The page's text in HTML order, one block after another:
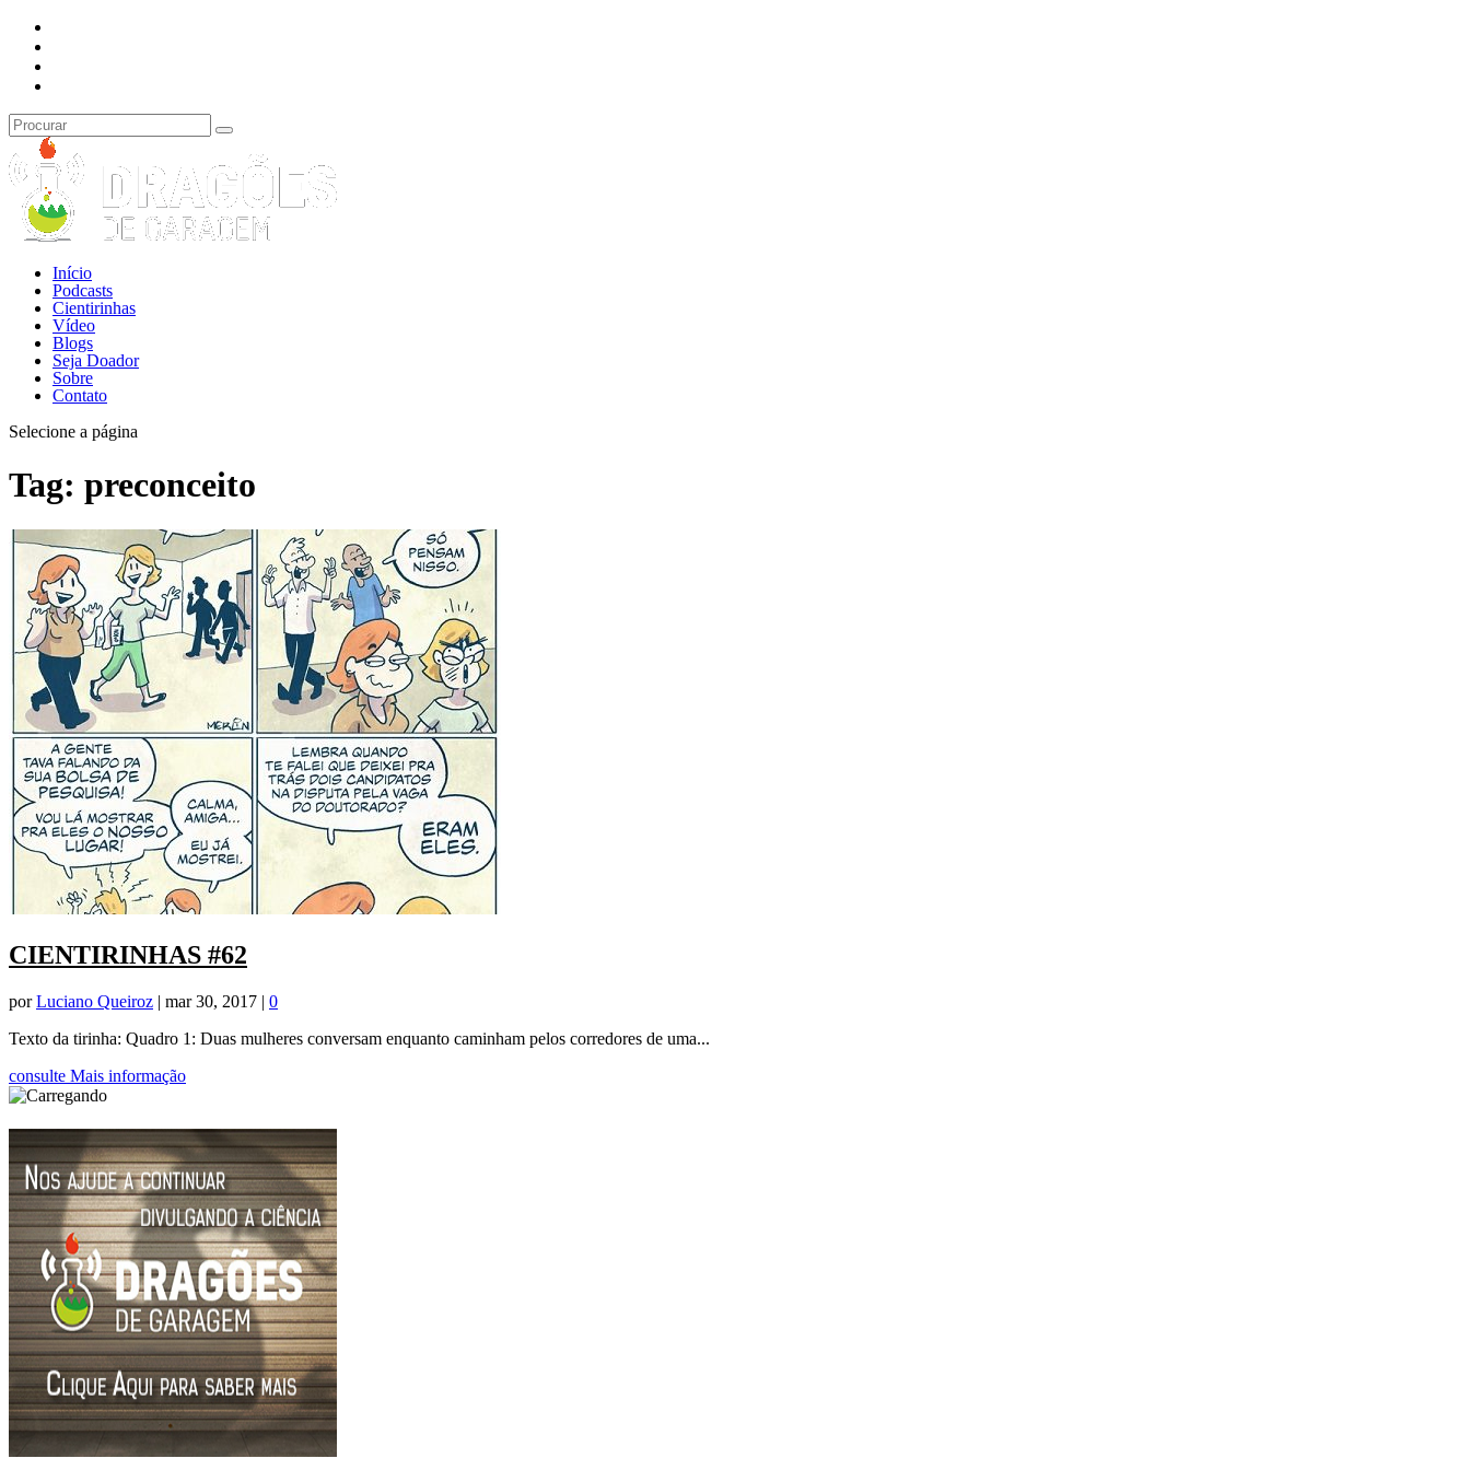
Início
Podcasts
Cientirinhas
Vídeo
Blogs
Seja Doador
Sobre
Contato
Selecione a página
Tag: preconceito
CIENTIRINHAS #62
porLuciano Queiroz | mar 30, 2017 | 0
Texto da tirinha: Quadro 1: Duas mulheres conversam enquanto caminham pelos corredores de uma...
consulte Mais informação